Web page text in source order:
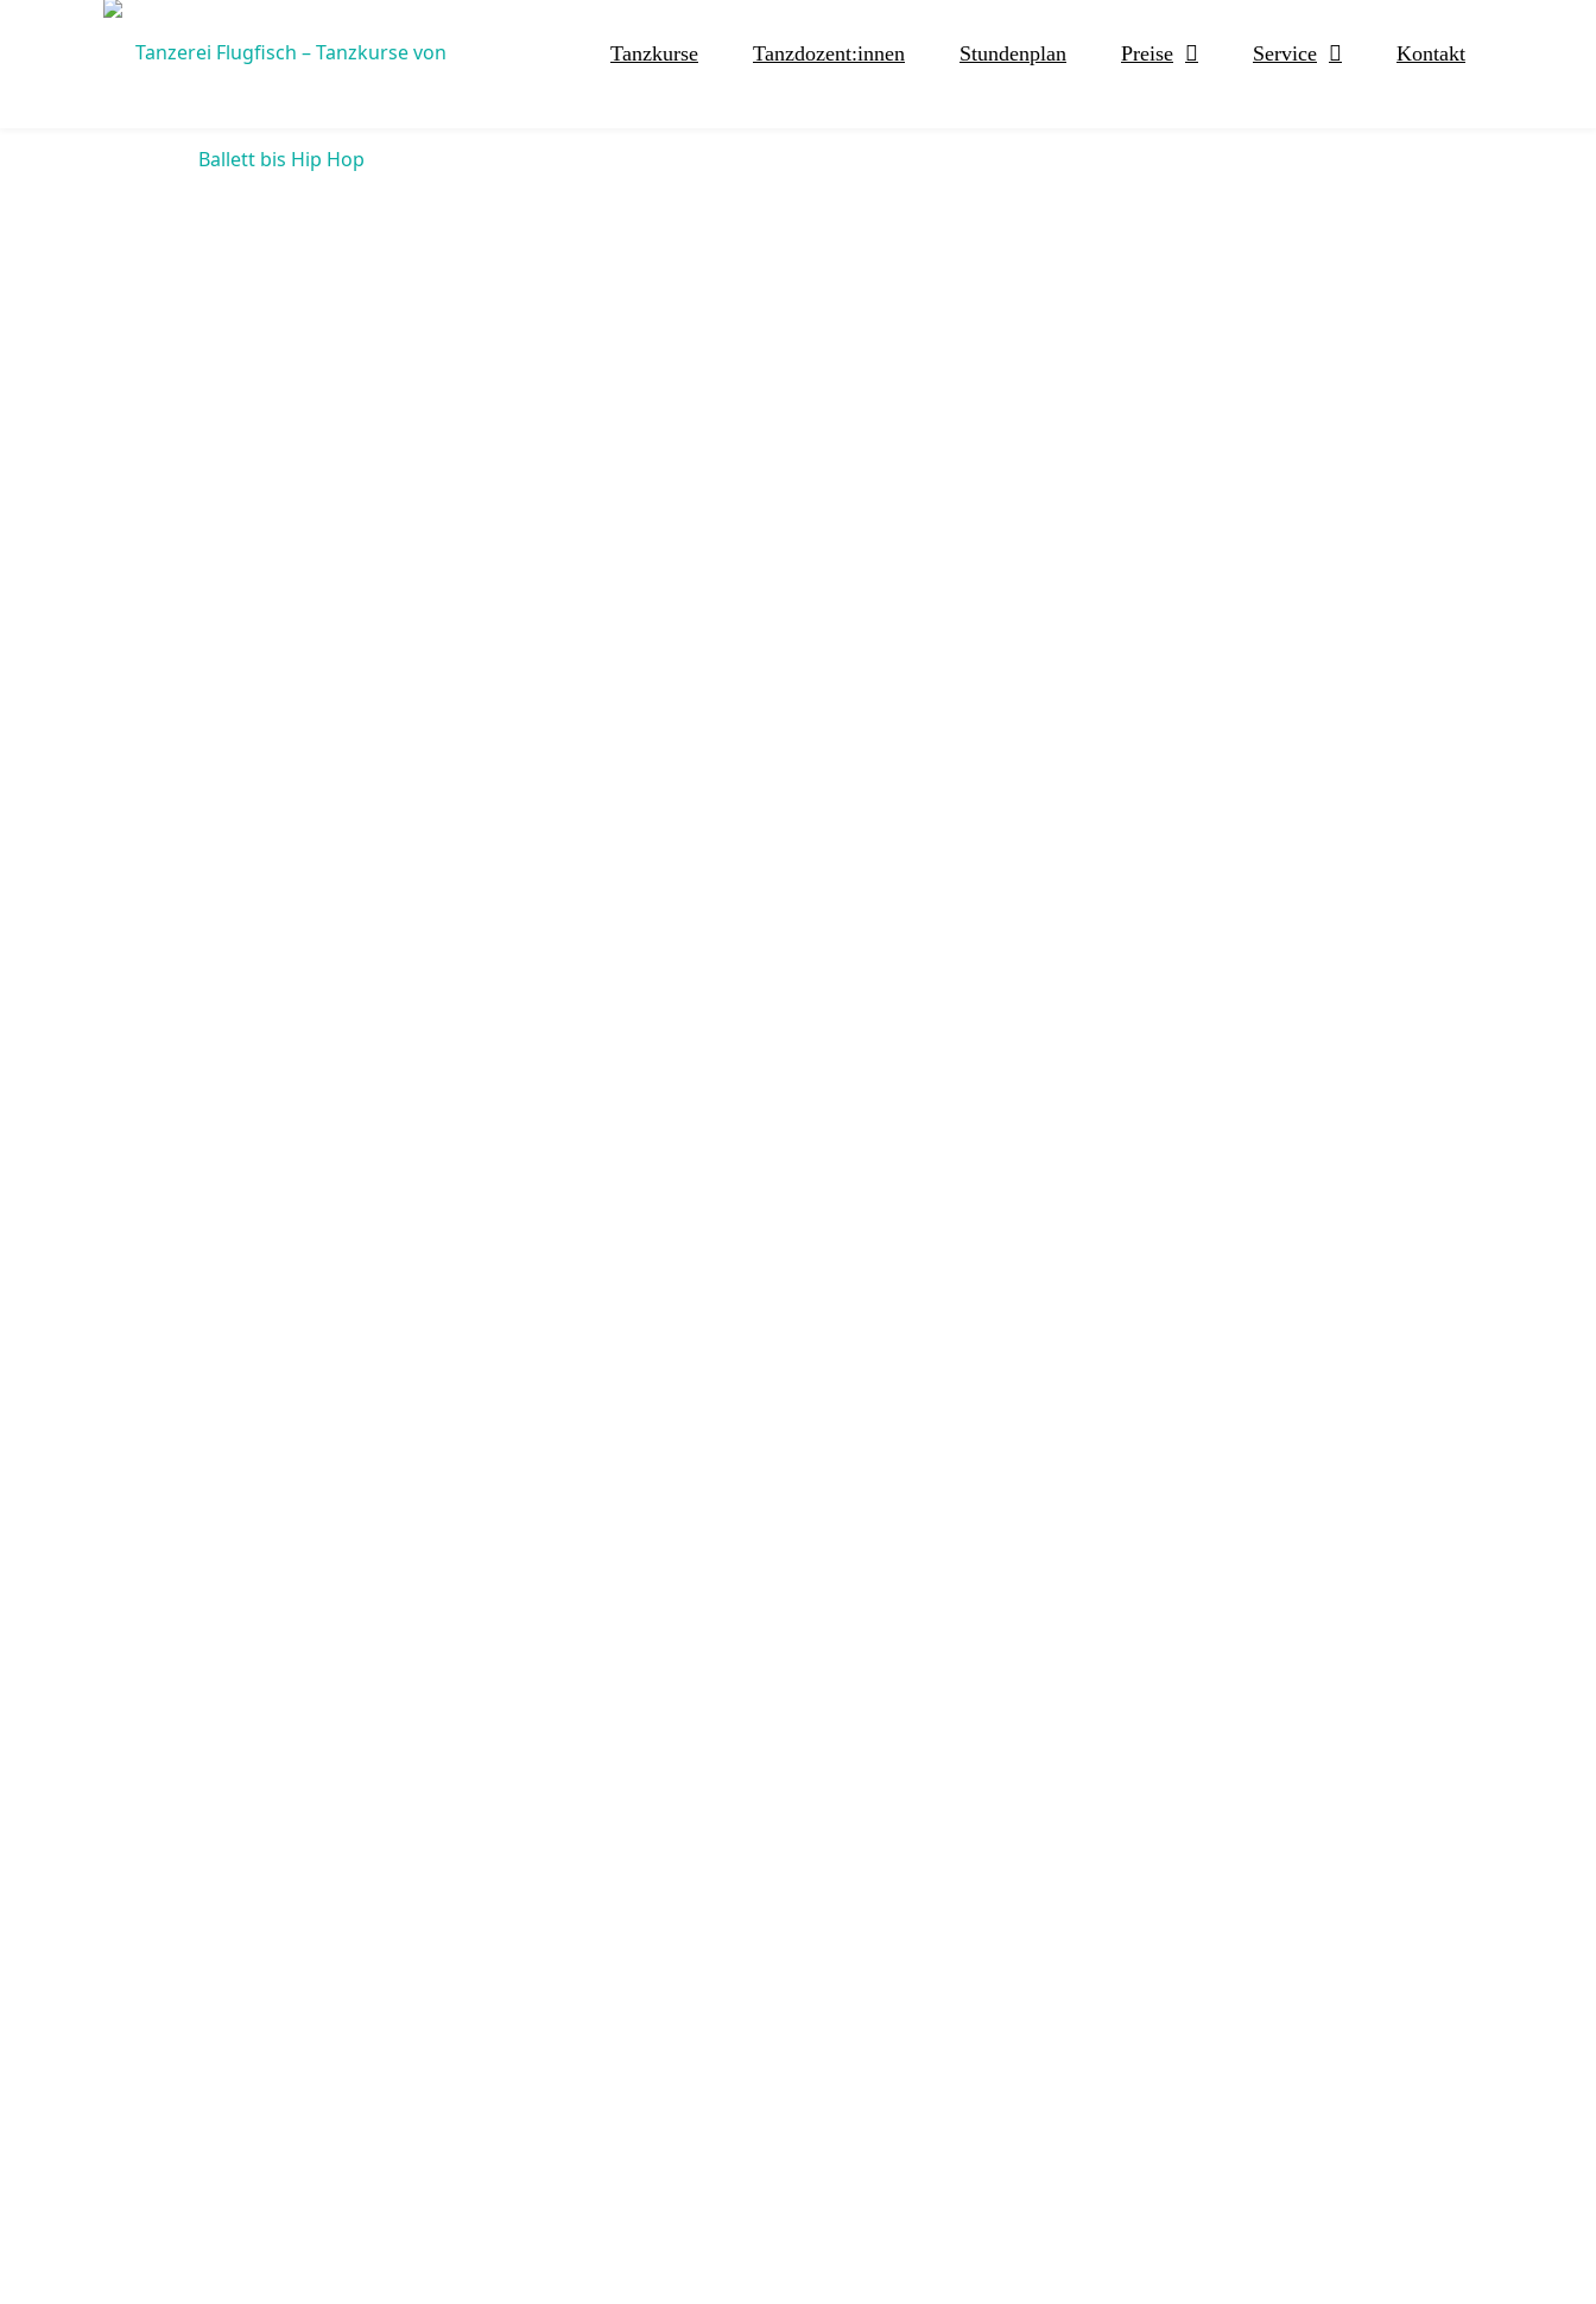
Tanzkurse Tanzdozent:innen Stundenplan Preise Service Kontakt